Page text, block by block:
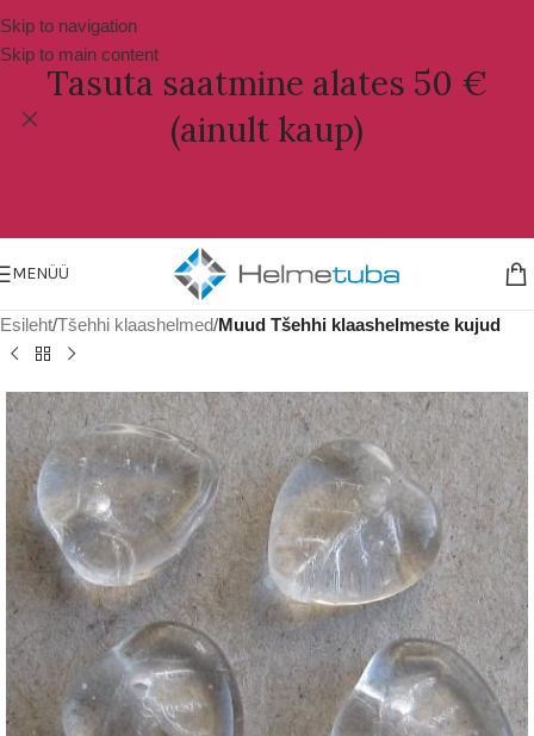
Skip to navigation
Skip to main content
Tasuta saatmine alates 50 €
(ainult kaup)
MENÜÜ
Esileht Tšehhi klaashelmed Muud Tšehhi klaashelmeste kujud